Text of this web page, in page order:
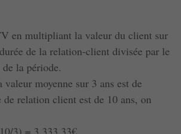
en multipliant la valeur du client sur
de la relation-client divisée par le
de la période.
valeur moyenne sur 3 ans est de
de relation client est de 10 ans, on
3) = 3.333,33€